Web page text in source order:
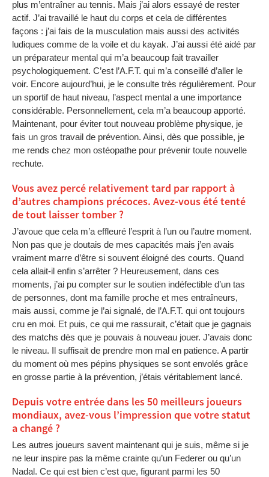
plus m’entraîner au tennis. Mais j’ai alors essayé de rester
actif. J’ai travaillé le haut du corps et cela de différentes
façons : j’ai fais de la musculation mais aussi des activités
ludiques comme de la voile et du kayak. J’ai aussi été aidé par
un préparateur mental qui m’a beaucoup fait travailler
psychologiquement. C’est l’A.F.T. qui m’a conseillé d’aller le
voir. Encore aujourd’hui, je le consulte très régulièrement. Pour
un sportif de haut niveau, l’aspect mental a une importance
considérable. Personnellement, cela m’a beaucoup apporté.
Maintenant, pour éviter tout nouveau problème physique, je
fais un gros travail de prévention. Ainsi, dès que possible, je
me rends chez mon ostéopathe pour prévenir toute nouvelle
rechute.
Vous avez percé relativement tard par rapport à
d’autres champions précoces. Avez-vous été tenté
de tout laisser tomber ?
J’avoue que cela m’a effleuré l’esprit à l’un ou l’autre moment.
Non pas que je doutais de mes capacités mais j’en avais
vraiment marre d’être si souvent éloigné des courts. Quand
cela allait-il enfin s’arrêter ? Heureusement, dans ces
moments, j’ai pu compter sur le soutien indéfectible d’un tas
de personnes, dont ma famille proche et mes entraîneurs,
mais aussi, comme je l’ai signalé, de l’A.F.T. qui ont toujours
cru en moi. Et puis, ce qui me rassurait, c’était que je gagnais
des matchs dès que je pouvais à nouveau jouer. J’avais donc
le niveau. Il suffisait de prendre mon mal en patience. A partir
du moment où mes pépins physiques se sont envolés grâce
en grosse partie à la prévention, j’étais véritablement lancé.
Depuis votre entrée dans les 50 meilleurs joueurs
mondiaux, avez-vous l’impression que votre statut
a changé ?
Les autres joueurs savent maintenant qui je suis, même si je
ne leur inspire pas la même crainte qu’un Federer ou qu’un
Nadal. Ce qui est bien c’est que, figurant parmi les 50